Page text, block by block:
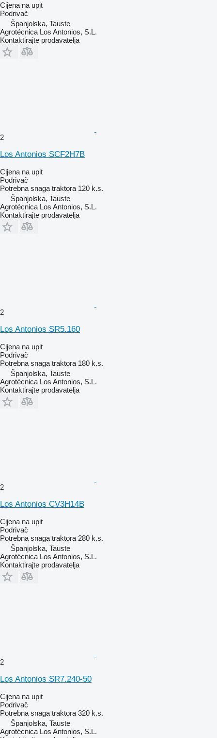
Cijena na upit
Podrivač
Španjolska, Tauste
Agrotécnica Los Antonios, S.L.
Kontaktirajte prodavatelja
2
Los Antonios SCF2H7B
Cijena na upit
Podrivač
Potrebna snaga traktora 120 k.s.
Španjolska, Tauste
Agrotécnica Los Antonios, S.L.
Kontaktirajte prodavatelja
2
Los Antonios SR5.160
Cijena na upit
Podrivač
Potrebna snaga traktora 180 k.s.
Španjolska, Tauste
Agrotécnica Los Antonios, S.L.
Kontaktirajte prodavatelja
2
Los Antonios CV3H14B
Cijena na upit
Podrivač
Potrebna snaga traktora 280 k.s.
Španjolska, Tauste
Agrotécnica Los Antonios, S.L.
Kontaktirajte prodavatelja
2
Los Antonios SR7.240-50
Cijena na upit
Podrivač
Potrebna snaga traktora 320 k.s.
Španjolska, Tauste
Agrotécnica Los Antonios, S.L.